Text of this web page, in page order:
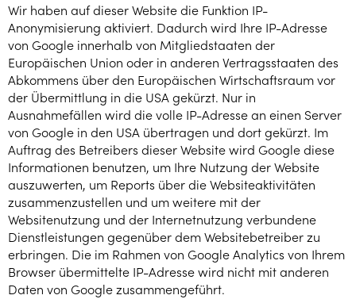
Wir haben auf dieser Website die Funktion IP-
Anonymisierung aktiviert. Dadurch wird Ihre IP-Adresse
von Google innerhalb von Mitgliedstaaten der
Europäischen Union oder in anderen Vertragsstaaten des
Abkommens über den Europäischen Wirtschaftsraum vor
der Übermittlung in die USA gekürzt. Nur in
Ausnahmefällen wird die volle IP-Adresse an einen Server
von Google in den USA übertragen und dort gekürzt. Im
Auftrag des Betreibers dieser Website wird Google diese
Informationen benutzen, um Ihre Nutzung der Website
auszuwerten, um Reports über die Websiteaktivitäten
zusammenzustellen und um weitere mit der
Websitenutzung und der Internetnutzung verbundene
Dienstleistungen gegenüber dem Websitebetreiber zu
erbringen. Die im Rahmen von Google Analytics von Ihrem
Browser übermittelte IP-Adresse wird nicht mit anderen
Daten von Google zusammengeführt.